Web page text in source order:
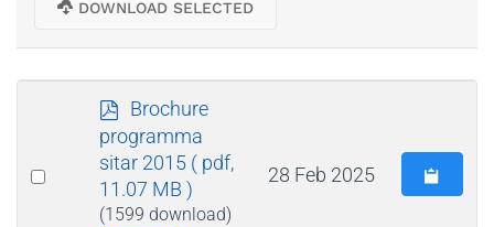
DOWNLOAD SELECTED
Select
p
d
f
Brochure
programma
sitar 2015 ( pdf,
11.07 MB )
(1599 download)
28 Feb 2025